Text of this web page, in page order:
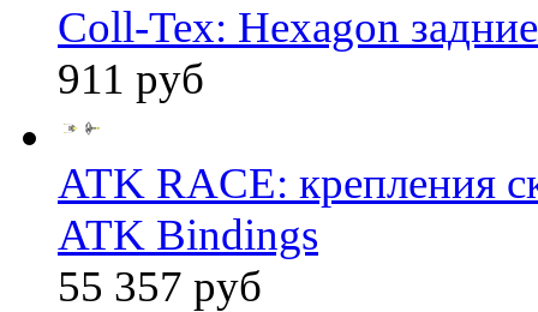
Coll-Tex: Hexagon
911 руб
ATK RACE: крепления
ATK Bindings
55 357 руб